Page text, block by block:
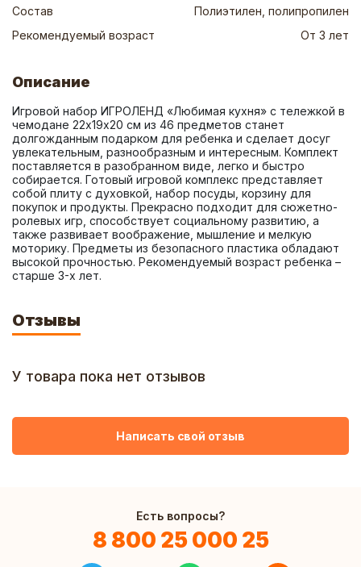
Состав
Полиэтилен, полипропилен
Рекомендуемый возраст
От 3 лет
Описание
Игровой набор ИГРОЛЕНД «Любимая кухня» с тележкой в
чемодане 22х19х20 см из 46 предметов станет
долгожданным подарком для ребенка и сделает досуг
увлекательным, разнообразным и интересным. Комплект
поставляется в разобранном виде, легко и быстро
собирается. Готовый игровой комплекс представляет
собой плиту с духовкой, набор посуды, корзину для
покупок и продукты. Прекрасно подходит для сюжетно-
ролевых игр, способствует социальному развитию, а
также развивает воображение, мышление и мелкую
моторику. Предметы из безопасного пластика обладают
высокой прочностью. Рекомендуемый возраст ребенка –
старше 3-х лет.
Отзывы
У товара пока нет отзывов
Написать свой отзыв
Есть вопросы?
8 800 25 000 25